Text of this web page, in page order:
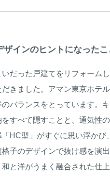
インのヒントになったこ
だった戸建てをリフォーム
きました。アマン東京ホテ
のバランスをとっています。
すべて隠すことと、通気性
HC型」がすぐに思い浮か
格子のデザインで抜け感を演
と洋がうまく融合された仕